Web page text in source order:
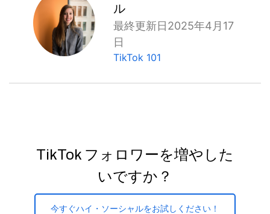
ル
最終更新日2025年4月17
日
TikTok 101
TikTok フォロワーを増やした
いですか？
今すぐハイ・ソーシャルをお試しください！